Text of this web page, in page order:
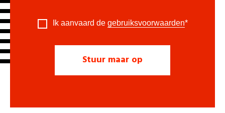
Ik aanvaard de gebruiksvoorwaarden*